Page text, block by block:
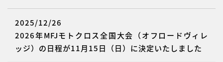
2025/12/26
2026年MFJモトクロス全国大会（オフロードヴィレ
ッジ）の日程が11月15日（日）に決定いたしました